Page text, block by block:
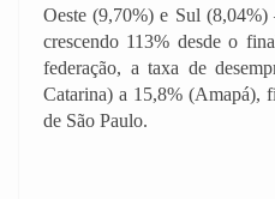
Oeste (9,70%) e Sul (8,04%)
crescendo 113% desde o
federação, a taxa de
Catarina) a 15,8% (Amapá),
de São Paulo.